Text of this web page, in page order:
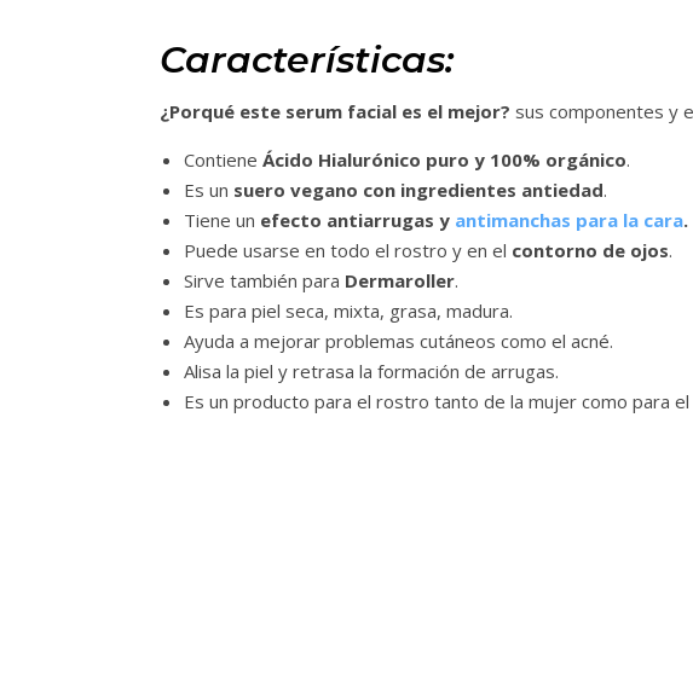
Características:
¿Porqué este serum facial es el mejor? sus componentes y
Contiene Ácido Hialurónico puro y 100% orgánico.
Es un suero vegano con ingredientes antiedad.
Tiene un efecto antiarrugas y antimanchas para la cara.
Puede usarse en todo el rostro y en el contorno de ojos.
Sirve también para Dermaroller.
Es para piel seca, mixta, grasa, madura.
Ayuda a mejorar problemas cutáneos como el acné.
Alisa la piel y retrasa la formación de arrugas.
Es un producto para el rostro tanto de la mujer como para